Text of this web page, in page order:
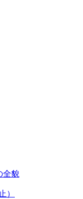
全貌
）